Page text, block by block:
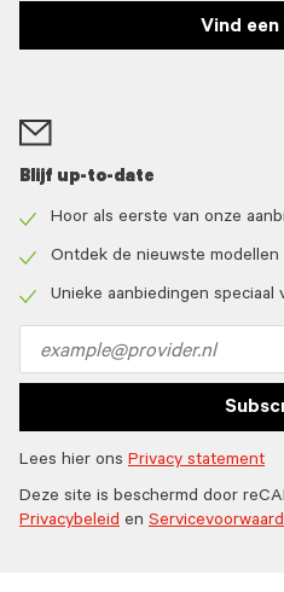
Vind
Blijf up-to-date
icon
Hoor als eerste van onze
icon
Ontdek de nieuwste modellen
Unieke aanbiedingen speciaal
address
Lees hier ons Privacy statement
Deze site is beschermd door
Privacybeleid en